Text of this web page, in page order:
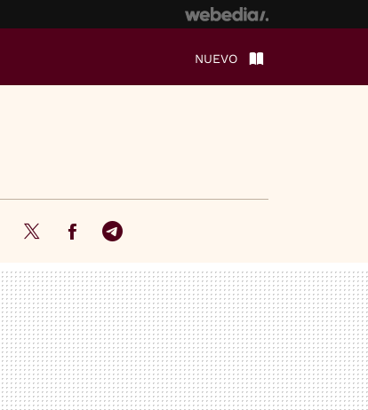
NUEVO
Twitter FacebookTelegram